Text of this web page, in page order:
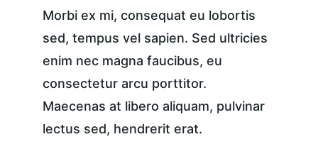
Morbi ex mi, consequat eu lobortis
sed, tempus vel sapien. Sed ultricies
enim nec magna faucibus, eu
consectetur arcu porttitor.
Maecenas at libero aliquam, pulvinar
lectus sed, hendrerit erat.